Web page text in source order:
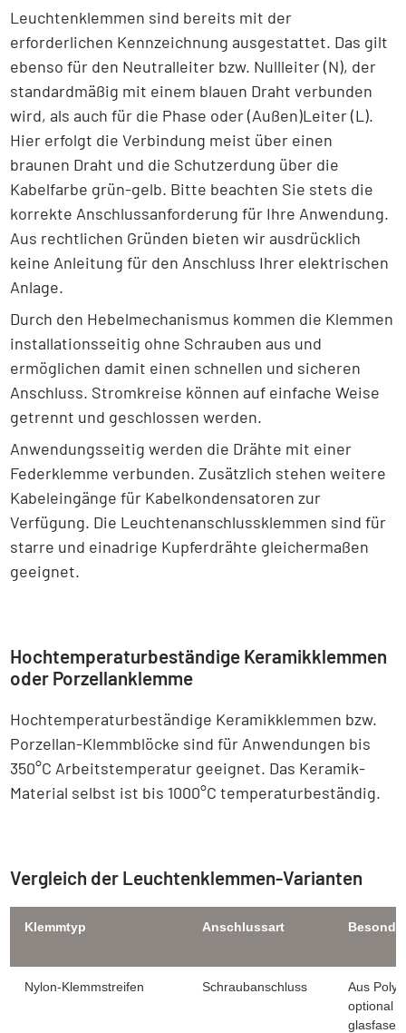
Leuchtenklemmen sind bereits mit der
erforderlichen Kennzeichnung ausgestattet. Das gilt
ebenso für den Neutralleiter bzw. Nullleiter (N), der
standardmäßig mit einem blauen Draht verbunden
wird, als auch für die Phase oder (Außen)Leiter (L).
Hier erfolgt die Verbindung meist über einen
braunen Draht und die Schutzerdung über die
Kabelfarbe grün-gelb. Bitte beachten Sie stets die
korrekte Anschlussanforderung für Ihre Anwendung.
Aus rechtlichen Gründen bieten wir ausdrücklich
keine Anleitung für den Anschluss Ihrer elektrischen
Anlage.
Durch den Hebelmechanismus kommen die Klemmen
installationsseitig ohne Schrauben aus und
ermöglichen damit einen schnellen und sicheren
Anschluss. Stromkreise können auf einfache Weise
getrennt und geschlossen werden.
Anwendungsseitig werden die Drähte mit einer
Federklemme verbunden. Zusätzlich stehen weitere
Kabeleingänge für Kabelkondensatoren zur
Verfügung. Die Leuchtenanschlussklemmen sind für
starre und einadrige Kupferdrähte gleichermaßen
geeignet.
Hochtemperaturbeständige Keramikklemmen
oder Porzellanklemme
Hochtemperaturbeständige Keramikklemmen bzw.
Porzellan-Klemmblöcke sind für Anwendungen bis
350°C Arbeitstemperatur geeignet. Das Keramik-
Material selbst ist bis 1000°C temperaturbeständig.
Vergleich der Leuchtenklemmen-Varianten
Klemmtyp Anschlussart
Nylon-Klemmstreifen Schraubanschluss
Aus
optional